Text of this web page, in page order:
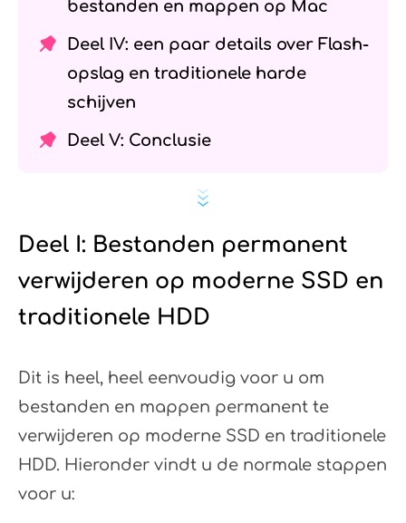
bestanden en mappen op Mac
Deel IV: een paar details over Flash-
opslag en traditionele harde
schijven
Deel V: Conclusie
Deel I: Bestanden permanent
verwijderen op moderne SSD en
traditionele HDD
Dit is heel, heel eenvoudig voor u om
bestanden en mappen permanent te
verwijderen op moderne SSD en traditionele
HDD. Hieronder vindt u de normale stappen
voor u: